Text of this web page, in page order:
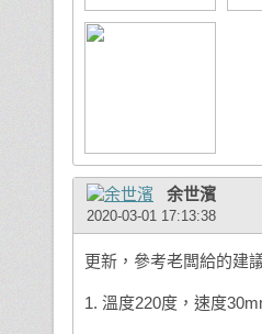
余世濱
2020-03-01 17:13:38
更新，參考老闆給的建
1. 溫度220度，速度